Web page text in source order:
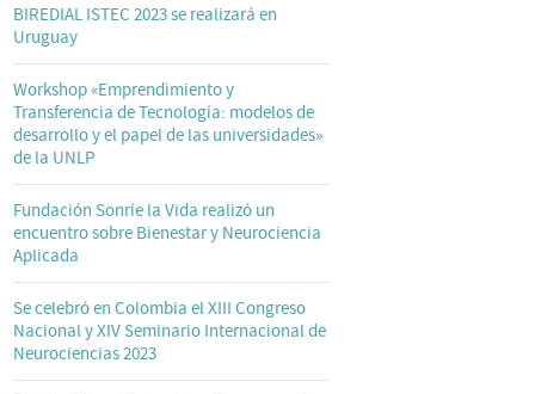
BIREDIAL ISTEC 2023 se realizará en
Uruguay
Workshop «Emprendimiento y
Transferencia de Tecnología: modelos de
desarrollo y el papel de las universidades»
de la UNLP
Fundación Sonríe la Vida realizó un
encuentro sobre Bienestar y Neurociencia
Aplicada
Se celebró en Colombia el XIII Congreso
Nacional y XIV Seminario Internacional de
Neurociencias 2023